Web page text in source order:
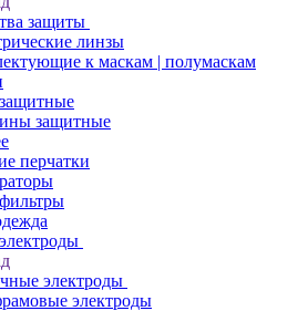
защиты
линзы
к маскам | полумаскам
защитные
перчатки
электроды
электроды